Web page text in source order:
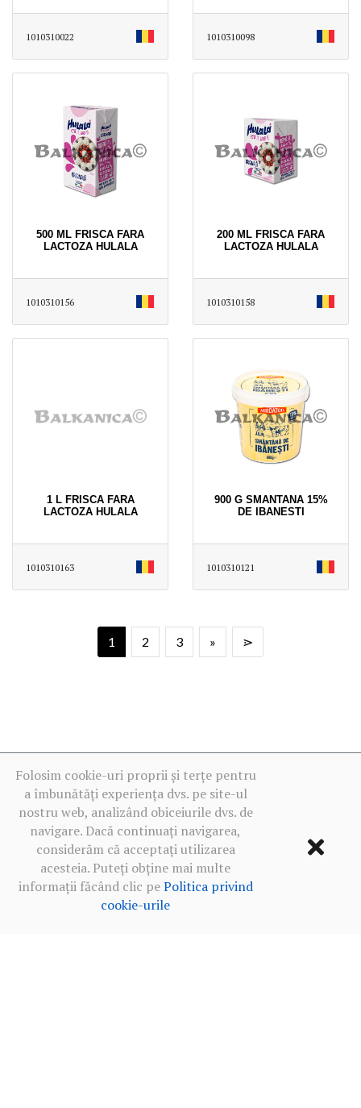
1010310022 1010310098
500 ML FRISCA FARA
LACTOZA HULALA
1010310156
200 ML FRISCA FARA
LACTOZA HULALA
1010310158
1 L FRISCA FARA
LACTOZA HULALA
1010310163
900 G SMANTANA 15%
DE IBANESTI
1010310121
1 2 3 » ⋗
Folosim cookie-uri proprii și terțe pentru
a îmbunătăți experiența dvs. pe site-ul
nostru web, analizând obiceiurile dvs. de
navigare. Dacă continuați navigarea,
considerăm că acceptați utilizarea
acesteia. Puteți obține mai multe
informații făcând clic pePolitica privind
cookie-urile